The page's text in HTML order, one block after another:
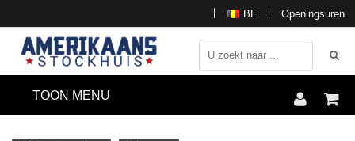
Openingsuren
BE
TOON MENU